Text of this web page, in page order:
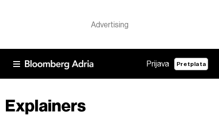
Prijava Pretplata
Explainers